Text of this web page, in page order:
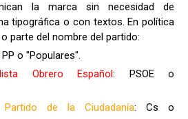
la marca sin necesidad de
tipográfica o con textos. En política
parte del nombre del partido:
PP o "Populares".
Obrero Español: PSOE o
de la Ciudadanía: Cs o